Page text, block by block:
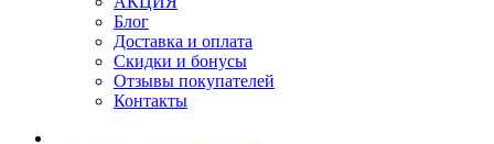
Блог
Доставка и оплата
Скидки и бонусы
Отзывы покупателей
Контакты